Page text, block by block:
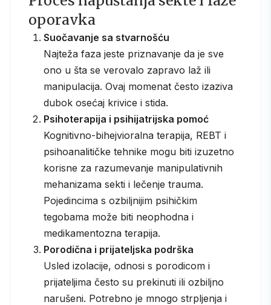
oporavka
Suočavanje sa stvarnošću
Najteža faza jeste priznavanje da je sve
ono u šta se verovalo zapravo laž ili
manipulacija. Ovaj momenat često izaziva
dubok osećaj krivice i stida.
Psihoterapija i psihijatrijska pomoć
Kognitivno-bihejvioralna terapija, REBT i
psihoanalitičke tehnike mogu biti izuzetno
korisne za razumevanje manipulativnih
mehanizama sekti i lečenje trauma.
Pojedincima s ozbiljnijim psihičkim
tegobama može biti neophodna i
medikamentozna terapija.
Porodična i prijateljska podrška
Usled izolacije, odnosi s porodicom i
prijateljima često su prekinuti ili ozbiljno
narušeni. Potrebno je mnogo strpljenja i